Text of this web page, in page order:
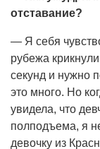
отставание?
— Я себя
рубежа
секунд и нужно
это много. Но
увидела, что
полподъема, я
девочку из